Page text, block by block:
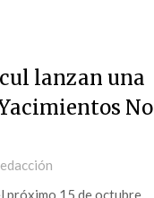
lanzan una
No
próximo 15 de octubre,